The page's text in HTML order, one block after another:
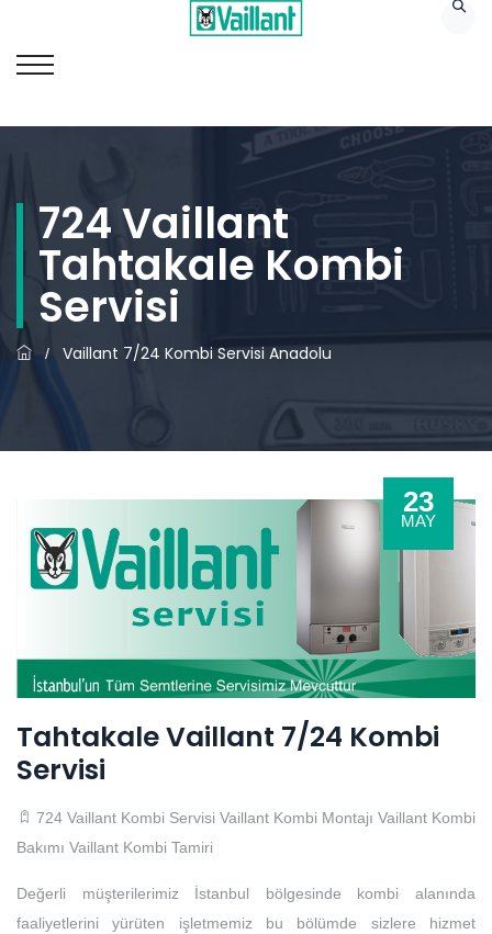
724 Vaillant
Tahtakale Kombi
Servisi
/ Vaillant 7/24 Kombi Servisi Anadolu
23
MAY
Tahtakale Vaillant 7/24 Kombi
Servisi
724 Vaillant Kombi Servisi Vaillant Kombi Montajı Vaillant Kombi
Bakımı Vaillant Kombi Tamiri
Değerli müşterilerimiz İstanbul bölgesinde kombi alanında
faaliyetlerini yürüten işletmemiz bu bölümde sizlere hizmet